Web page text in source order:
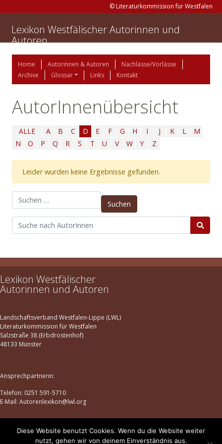
© Literaturkommission für Westfalen
Lexikon Westfälischer Autorinnen und
Autoren
Home Autorinnen & Autoren
Nachlässe/Vorlässe
Archive
Glossar Links Kontakt
AutorInnenübersicht
ALLE A B C D E F G H I J K L
M
N
O P Q R S T U V W Y Z
Leider wurden keine Ergebnisse gefunden.
Suchen nach:
Lexikon Westfälischer
Autorinnen und Autoren
Landschaftsverband Westfalen-Lippe (LWL)
Literaturkommission für Westfalen
Salzstraße 38 (Erbdrostenhof)
48133 Münster
Ansprechpartnerin:
Telefon: 0251 591-5710
E-Mail: Autorenlexikon@lwl.org
Datenschutz |Impressum
Diese Website benutzt Cookies. Wenn du die Website weiter
nutzt, gehen wir von deinem Einverständnis aus.